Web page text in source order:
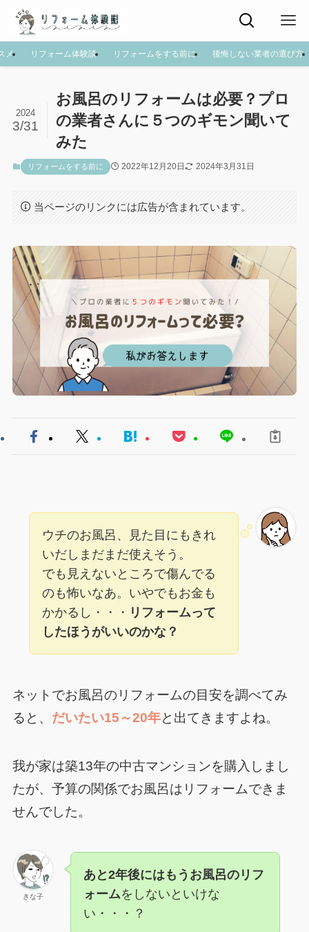
メ リフォーム体験談 リフォームをする前に 後悔しない業者の選び方
お風呂のリフォームは必要？プロ
の業者さんに５つのギモン聞いて
みた
2024
3/31
リフォームをする前に 2022年12月20日 2024年3月31日
当ページのリンクには広告が含まれています。
ウチのお風呂、見た目にもきれ
いだしまだまだ使えそう。
でも見えないところで傷んでる
のも怖いなあ。いやでもお金も
かかるし・・・ リフォームって
したほうがいいのかな？
ネットでお風呂のリフォームの目安を調べてみ
ると、 だいたい15～20年と出てきますよね。
我が家は築13年の中古マンションを購入しまし
たが、予算の関係でお風呂はリフォームできま
せんでした。
きな子
あと2年後にはもうお風呂のリフ
ォームをしないといけな
い・・・？